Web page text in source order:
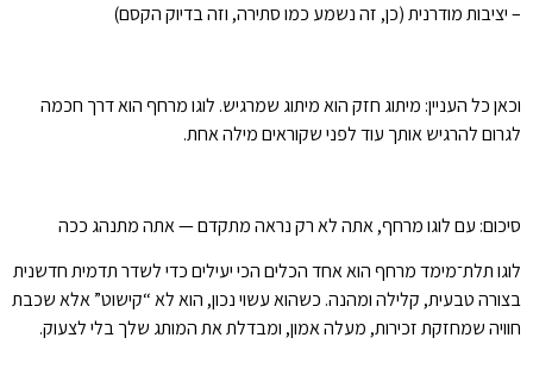
– יציבות מודרנית (כן, זה נשמע כמו סתירה, וזה בדיוק הקסם)
וכאן כל העניין: מיתוג חזק הוא מיתוג שמרגיש. לוגו מרחף הוא דרך חכמה
לגרום להרגיש אותך עוד לפני שקוראים מילה אחת.
סיכום: עם לוגו מרחף, אתה לא רק נראה מתקדם — אתה מתנהג ככה
לוגו תלת־מימד מרחף הוא אחד הכלים הכי יעילים כדי לשדר תדמית חדשנית
בצורה טבעית, קלילה ומהנה. כשהוא עשוי נכון, הוא לא “קישוט” אלא שכבת
חוויה שמחזקת זכירות, מעלה אמון, ומבדלת את המותג שלך בלי לצעוק.